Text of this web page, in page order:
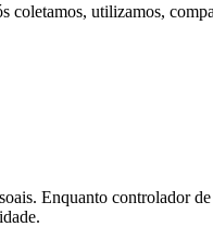
utilizamos,
Enquanto controlador